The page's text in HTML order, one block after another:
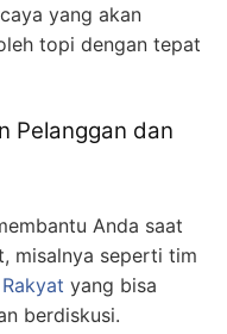
yang akan
topi dengan tepat
Pelanggan dan
Anda saat
misalnya seperti tim
yang bisa
berdiskusi.